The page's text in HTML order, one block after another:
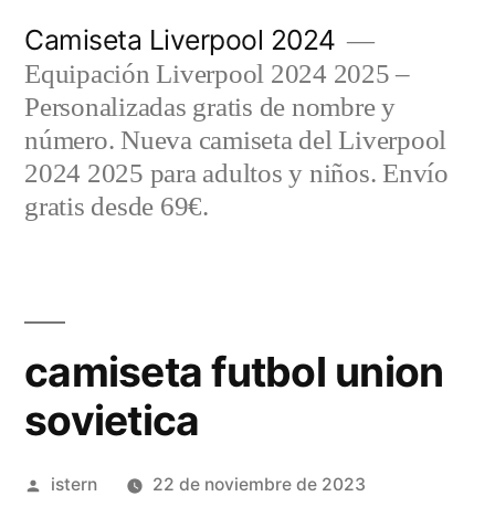
contenido
Camiseta Liverpool 2024
Equipación Liverpool 2024 2025 –
Personalizadas gratis de nombre y
número. Nueva camiseta del Liverpool
2024 2025 para adultos y niños. Envío
gratis desde 69€.
camiseta futbol union
sovietica
Publicado
istern 22 de noviembre de 2023